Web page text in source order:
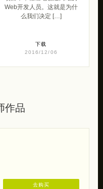
Web开发人员。这就是为什
么我们决定 […]
下载
2016/12/06
作品
去购买